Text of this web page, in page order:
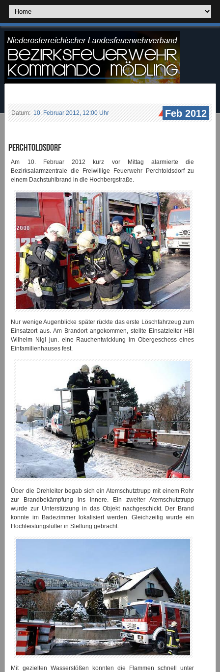
Datum: 10. Februar 2012, 12:00 Uhr Feb 2012
Perchtoldsdorf
Am 10. Februar 2012 kurz vor Mittag alarmierte die
Bezirksalarmzentrale die Freiwillige Feuerwehr Perchtoldsdorf zu
einem Dachstuhlbrand in die Hochbergstraße.
Nur wenige Augenblicke später rückte das erste Löschfahrzeug zum
Einsatzort aus. Am Brandort angekommen, stellte Einsatzleiter HBI
Wilhelm Nigl jun. eine Rauchentwicklung im Obergeschoss eines
Einfamilienhauses fest.
Über die Drehleiter begab sich ein Atemschutztrupp mit einem Rohr
zur Brandbekämpfung ins Innere. Ein zweiter Atemschutztrupp
wurde zur Unterstützung in das Objekt nachgeschickt. Der Brand
konnte im Badezimmer lokalisiert werden. Gleichzeitig wurde ein
Hochleistungslüfter in Stellung gebracht.
Mit gezielten Wasserstößen konnten die Flammen schnell unter